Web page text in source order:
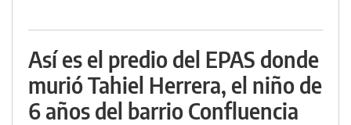
Así es el predio del EPAS donde
murió Tahiel Herrera, el niño de
6 años del barrio Confluencia